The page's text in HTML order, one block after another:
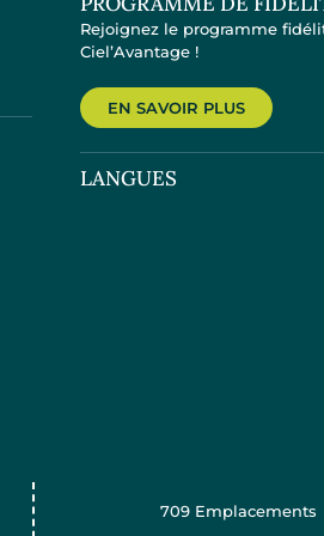
Rejoignez le programme
Ciel’Avantage !
EN SAVOIR PLUS
LANGUES
709 Emplacements